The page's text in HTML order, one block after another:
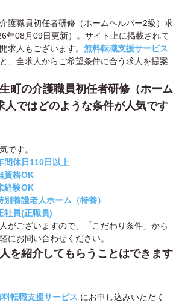
護職員初任者研修（ホームヘルパー2級）求
年08月09日更新）。サイト上に掲載されて
求人もございます。 無料転職支援サービス
、全求人からご希望条件に合う求人を提案
町の介護職員初任者研修（ホーム
人ではどのような条件が人気です
です。
間休日110日以上
資格OK
経験OK
養護老人ホーム（特養）
社員(正職員)
がございますので、「こだわり条件」から
にお問い合わせください。
を紹介してもらうことはできます
料転職支援サービス にお申し込みいただく